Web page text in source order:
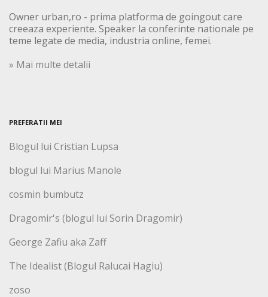
Owner urban,ro - prima platforma de goingout care
creeaza experiente. Speaker la conferinte nationale pe
teme legate de media, industria online, femei.
» Mai multe detalii
PREFERATII MEI
Blogul lui Cristian Lupsa
blogul lui Marius Manole
cosmin bumbutz
Dragomir's (blogul lui Sorin Dragomir)
George Zafiu aka Zaff
The Idealist (Blogul Ralucai Hagiu)
zoso